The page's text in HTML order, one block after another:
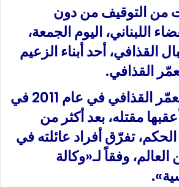
من التوقيف من دون
اللبناني، اليوم الجمعة،
القذافي، أحد أبناء الزعيم
القذافي.
ومنذ الإطاحة بمعمّر القذافي في عام 2011 في
مقتله، بعد أكثر من
تفرّق أفراد عائلته في
وفقاً لـ«وكالة